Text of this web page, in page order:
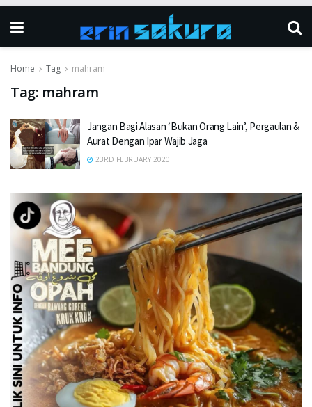
Home Tag mahram
Tag: mahram
Jangan Bagi Alasan ‘Bukan Orang Lain’, Pergaulan &
Aurat Dengan Ipar Wajib Jaga
23RD FEBRUARY 2020